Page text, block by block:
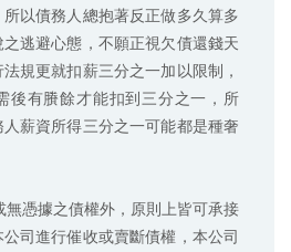
以債務人總抱著反正做多久算多
逃避心態，不願正視欠債還錢天
規更就扣薪三分之一加以限制，
後有賸餘才能扣到三分之一，所
薪資所得三分之一可能都是種奢
司進行催收或賣斷債權，本公司